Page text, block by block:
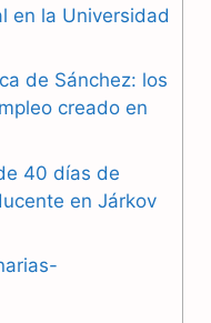
en la Universidad
de Sánchez: los
creado en
40 días de
en Járkov